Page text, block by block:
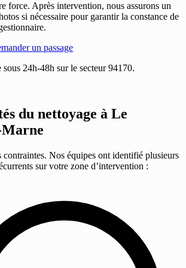
force. Après intervention, nous assurons un
si nécessaire pour garantir la constance de
un passage
24h-48h sur le secteur 94170.
du nettoyage à Le
contraintes. Nos équipes ont identifié plusieurs
sur votre zone d’intervention :